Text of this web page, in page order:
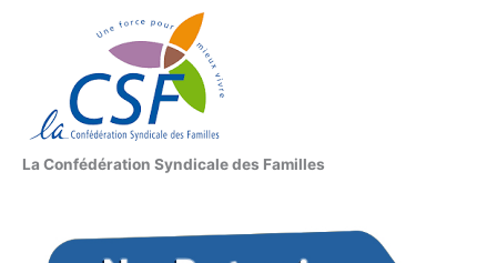
La Confédération Syndicale des Familles